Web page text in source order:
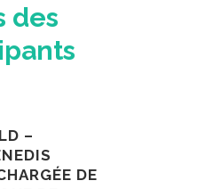
des
–
DE